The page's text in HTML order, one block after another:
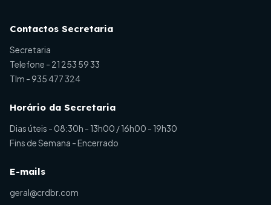
Contactos Secretaria
Secretaria
Telefone - 21 253 59 33
Tlm - 935 477 324
Horário da Secretaria
Dias úteis - 08:30h - 13h00 / 16h00 - 19h30
Fins de Semana - Encerrado
E-mails
geral@crdbr.com